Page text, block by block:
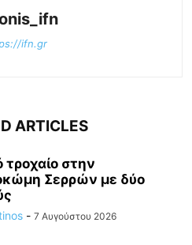
ifn.gr
ARTICLES
τροχαίο στην
Σερρών με δύο
- 7 Αυγούστου 2026